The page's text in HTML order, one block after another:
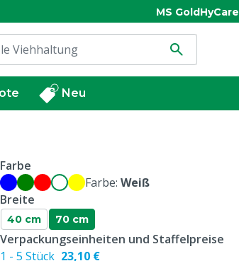
MS GoldHyCare
Neu
Farbe
Farbe: Weiß
Breite
40 cm 70 cm
Verpackungseinheiten und Staffelpreise
1 - 5 Stück 23,10 €